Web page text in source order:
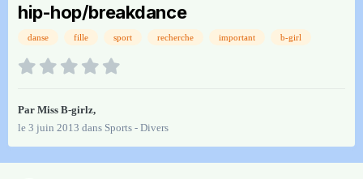
hip-hop/breakdance
danse fille sport recherche important b-girl
Par Miss B-girlz,
le 3 juin 2013 dans Sports - Divers